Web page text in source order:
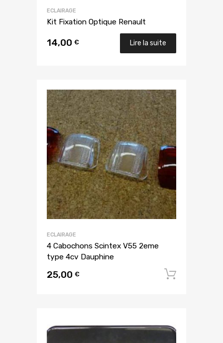
ECLAIRAGE
Kit Fixation Optique Renault
14,00 € Lire la suite
ECLAIRAGE
4 Cabochons Scintex V55 2eme
type 4cv Dauphine
25,00 €